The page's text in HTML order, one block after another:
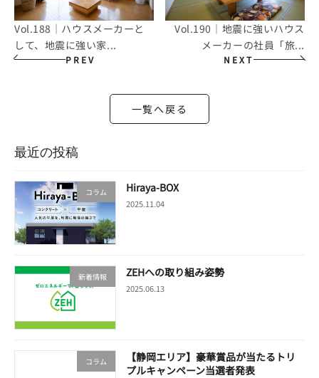
Vol.188｜ハウスメーカーと
して、地震に強い家...
PREV
Vol.190｜地震に強いハウス
メーカーの社員「旅...
NEXT
一覧へ戻る
最近の投稿
コラム Hiraya-BOX
2025.11.04
新着情報 ZEHへの取り組み姿勢
2025.06.13
コラム
【静岡エリア】豪華賞品が当たるトリ
プルキャンペーン当選者発表